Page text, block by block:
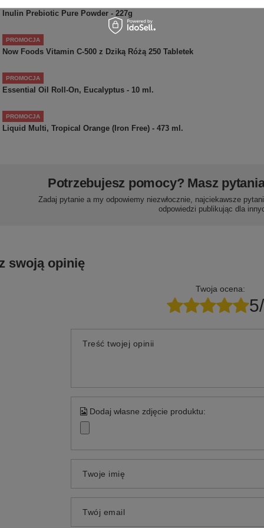
Inulin Prebiotic Pure Powder - 227g
PROMOCJA
Now Foods Vitamin C-500 z Dziką Różą 250 Tabletek
PROMOCJA
Essential Oil Roll-On, Eucalyptus - 10 ml.
PROMOCJA
Liquid Multi, Tropical Orange (Iron Free) - 473 ml.
Potrzebujesz pomocy? Masz
Zadaj pytanie a my odpowiemy niezwłocznie, najciekawsze
odpowiedzi publikując dla
swoją opinię
Twoja ocena:
Treść twojej opinii
Dodaj własne zdjęcie produktu:
Twoje imię
Twój email